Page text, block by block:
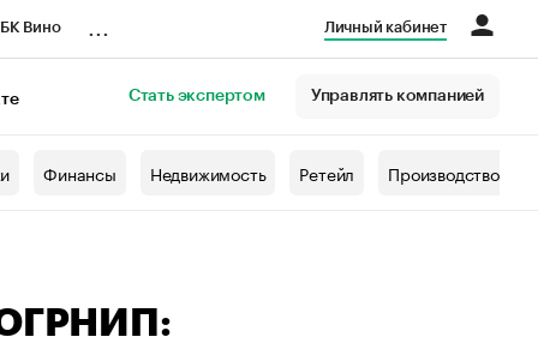
Вино Личный кабинет
Стать экспертом Управлять компанией
Финансы Недвижимость Ретейл Производство
ОГРНИП: